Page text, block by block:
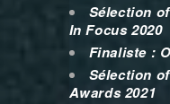
Sélection
In Focus 2020
Finaliste :
Sélection
Awards 2021